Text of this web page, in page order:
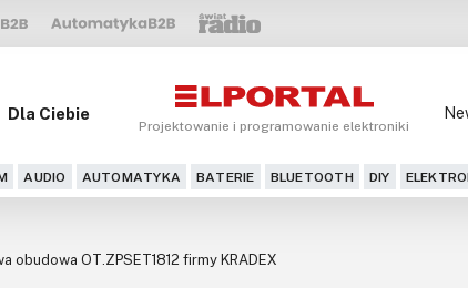
Dla Ciebie
Projektowanie i programowanie elektroniki
AUDIO AUTOMATYKA BATERIE BLUETOOTH DIY
obudowa OT.ZPSET1812 firmy KRADEX